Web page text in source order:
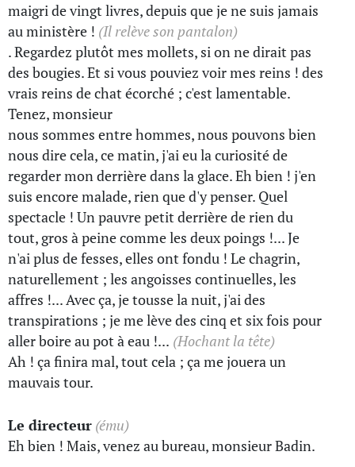
maigri de vingt livres, depuis que je ne suis jamais
au ministère ! (Il relève son pantalon)
. Regardez plutôt mes mollets, si on ne dirait pas
des bougies. Et si vous pouviez voir mes reins ! des
vrais reins de chat écorché ; c'est lamentable.
Tenez, monsieur
nous sommes entre hommes, nous pouvons bien
nous dire cela, ce matin, j'ai eu la curiosité de
regarder mon derrière dans la glace. Eh bien ! j'en
suis encore malade, rien que d'y penser. Quel
spectacle ! Un pauvre petit derrière de rien du
tout, gros à peine comme les deux poings !... Je
n'ai plus de fesses, elles ont fondu ! Le chagrin,
naturellement ; les angoisses continuelles, les
affres !... Avec ça, je tousse la nuit, j'ai des
transpirations ; je me lève des cinq et six fois pour
aller boire au pot à eau !... (Hochant la tête)
Ah ! ça finira mal, tout cela ; ça me jouera un
mauvais tour.
Le directeur (ému)
Eh bien ! Mais, venez au bureau, monsieur Badin.